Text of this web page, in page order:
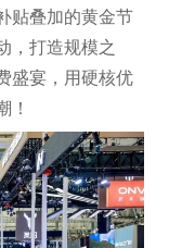
贴叠加的黄金节
，打造规模之
盛宴，用硬核优
！